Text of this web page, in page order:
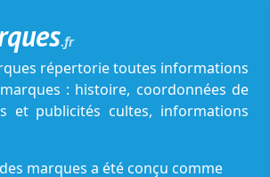
.fr
répertorie toutes informations
: histoire, coordonnées de
et publicités cultes, informations
marques a été conçu comme